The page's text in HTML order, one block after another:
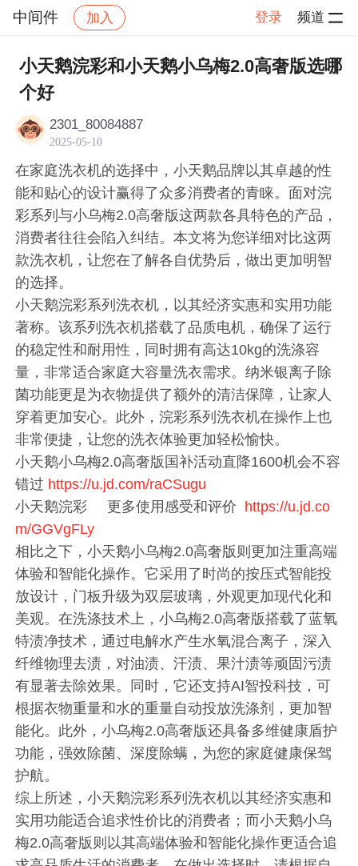
中间件 加入 登录 频道
社区 中间件 帖子详情
小天鹅浣彩和小天鹅小乌梅2.0高奢版选哪
个好
2301_80084887
2025-05-10
在家庭洗衣机的选择中，小天鹅品牌以其卓越的性
能和贴心的设计赢得了众多消费者的青睐。面对浣
彩系列与小乌梅2.0高奢版这两款各具特色的产品，
消费者往往会陷入纠结。本文将为您详细对比这两
款洗衣机，让您在了解各自优势后，做出更加明智
的选择。
小天鹅浣彩系列洗衣机，以其经济实惠和实用功能
著称。该系列洗衣机搭载了品质电机，确保了运行
的稳定性和耐用性，同时拥有高达10kg的洗涤容
量，非常适合家庭大容量洗衣需求。纳米银离子除
菌功能更是为衣物提供了额外的清洁保障，让家人
穿着更加安心。此外，浣彩系列洗衣机在操作上也
非常便捷，让您的洗衣体验更加轻松愉快。
小天鹅小乌梅2.0高奢版国补活动直降1600机会不容
错过 https://u.jd.com/raCSugu
小天鹅浣彩 更多使用感受和评价 https://u.jd.co
m/GGVgFLy
相比之下，小天鹅小乌梅2.0高奢版则更加注重高端
体验和智能化操作。它采用了时尚的按压式智能投
放设计，门板升级为双层玻璃，外观更加现代化和
美观。在洗涤技术上，小乌梅2.0高奢版搭载了蓝氧
特渍净技术，通过电解水产生水氧混合离子，深入
纤维物理去渍，对油渍、汗渍、果汁渍等顽固污渍
有显著去除效果。同时，它还支持AI智投科技，可
根据衣物重量和水的重量自动投放洗涤剂，更加智
能化。此外，小乌梅2.0高奢版还具备多维健康盾护
功能，强效除菌、深度除螨，为您的家庭健康保驾
护航。
综上所述，小天鹅浣彩系列洗衣机以其经济实惠和
实用功能适合追求性价比的消费者；而小天鹅小乌
梅2.0高奢版则以其高端体验和智能化操作更适合追